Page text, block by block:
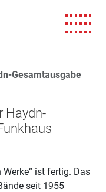
Gesamtausgabe
Haydn-
ist fertig. Das
seit 1955